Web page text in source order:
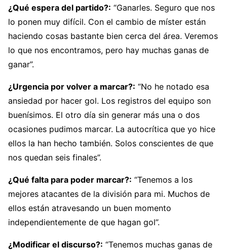
¿Qué espera del partido?: “Ganarles. Seguro que nos
lo ponen muy difícil. Con el cambio de míster están
haciendo cosas bastante bien cerca del área. Veremos
lo que nos encontramos, pero hay muchas ganas de
ganar”.
¿Urgencia por volver a marcar?: “No he notado esa
ansiedad por hacer gol. Los registros del equipo son
buenísimos. El otro día sin generar más una o dos
ocasiones pudimos marcar. La autocrítica que yo hice
ellos la han hecho también. Solos conscientes de que
nos quedan seis finales”.
¿Qué falta para poder marcar?: “Tenemos a los
mejores atacantes de la división para mi. Muchos de
ellos están atravesando un buen momento
independientemente de que hagan gol”.
¿Modificar el discurso?: “Tenemos muchas ganas de